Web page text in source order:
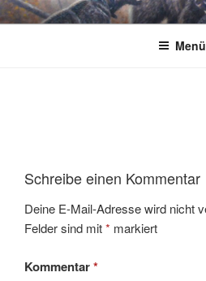
Zum
InhaltJAGDMALER
Menü
Schreibe einen Kommentar
Deine E-Mail-Adresse wird nicht
Felder sind mit* markiert
Kommentar*